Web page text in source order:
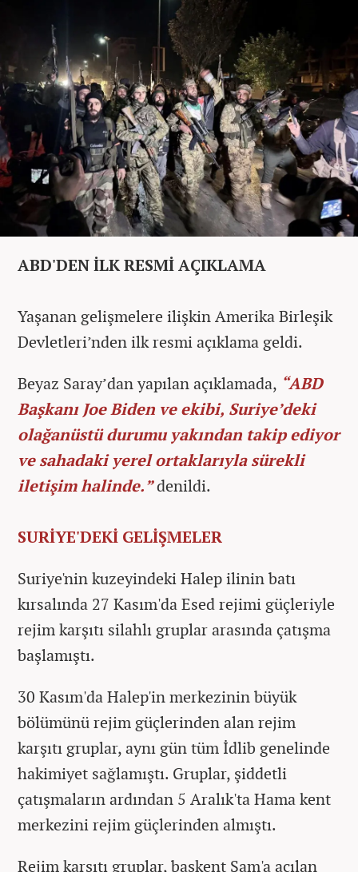
ABD'DEN İLK RESMİ AÇIKLAMA
Yaşanan gelişmelere ilişkin Amerika Birleşik
Devletleri’nden ilk resmi açıklama geldi.
Beyaz Saray’dan yapılan açıklamada, “ABD
Başkanı Joe Biden ve ekibi, Suriye’deki
olağanüstü durumu yakından takip ediyor
ve sahadaki yerel ortaklarıyla sürekli
iletişim halinde.”denildi.
SURİYE'DEKİ GELİŞMELER
Suriye'nin kuzeyindeki Halep ilinin batı
kırsalında 27 Kasım'da Esed rejimi güçleriyle
rejim karşıtı silahlı gruplar arasında çatışma
başlamıştı.
30 Kasım'da Halep'in merkezinin büyük
bölümünü rejim güçlerinden alan rejim
karşıtı gruplar, aynı gün tüm İdlib genelinde
hakimiyet sağlamıştı. Gruplar, şiddetli
çatışmaların ardından 5 Aralık'ta Hama kent
merkezini rejim güçlerinden almıştı.
Rejim karşıtı gruplar, başkent Şam'a açılan